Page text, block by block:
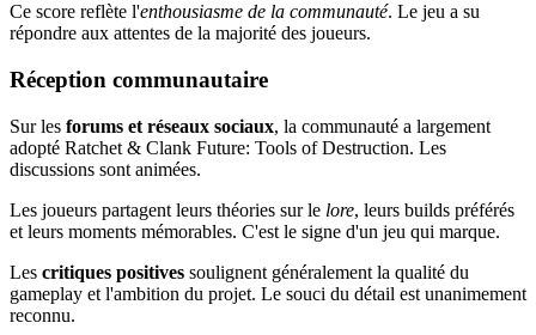
Ce score reflète l'enthousiasme de la communauté. Le jeu a su
répondre aux attentes de la majorité des joueurs.
Réception communautaire
Sur les forums et réseaux sociaux, la communauté a largement
adopté Ratchet & Clank Future: Tools of Destruction. Les
discussions sont animées.
Les joueurs partagent leurs théories sur le lore, leurs builds préférés
et leurs moments mémorables. C'est le signe d'un jeu qui marque.
Les critiques positives soulignent généralement la qualité du
gameplay et l'ambition du projet. Le souci du détail est unanimement
reconnu.